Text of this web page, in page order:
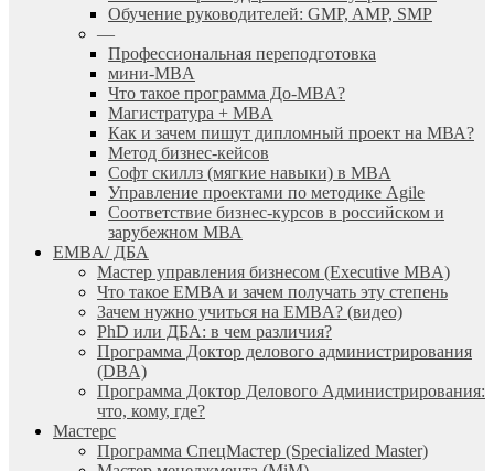
Обучение руководителей: GMP, AMP, SMP
—
Профессиональная переподготовка
мини-MBA
Что такое программа До-MBA?
Магистратура + MBA
Как и зачем пишут дипломный проект на МВА?
Метод бизнес-кейсов
Софт скиллз (мягкие навыки) в MBA
Управление проектами по методике Agile
Соответствие бизнес-курсов в российском и
зарубежном МВА
EMBA/ ДБA
Мастер управления бизнесом (Executive MBA)
Что такое EMBA и зачем получать эту степень
Зачем нужно учиться на EMBA? (видео)
PhD или ДБА: в чем различия?
Программа Доктор делового администрирования
(DBА)
Программа Доктор Делового Администрирования:
что, кому, где?
Мастерс
Программа СпецМастер (Specialized Master)